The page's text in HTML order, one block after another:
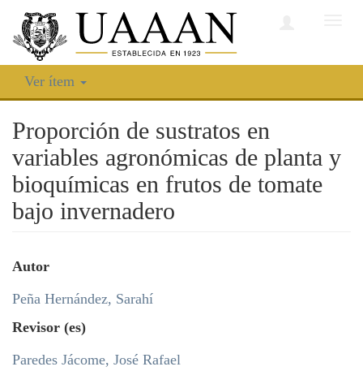
Ver ítem
Proporción de sustratos en
variables agronómicas de planta y
bioquímicas en frutos de tomate
bajo invernadero
Autor
Peña Hernández, Sarahí
Revisor (es)
Paredes Jácome, José Rafael